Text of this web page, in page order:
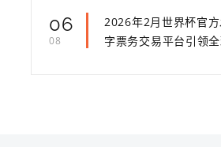
06
08
2026年2月世界杯官
字票务交易平台引领